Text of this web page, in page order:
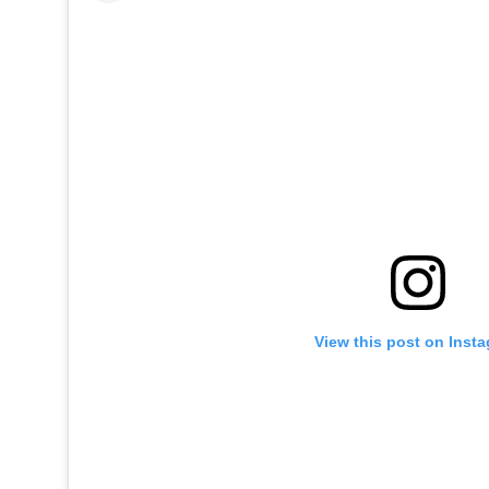
View this post on